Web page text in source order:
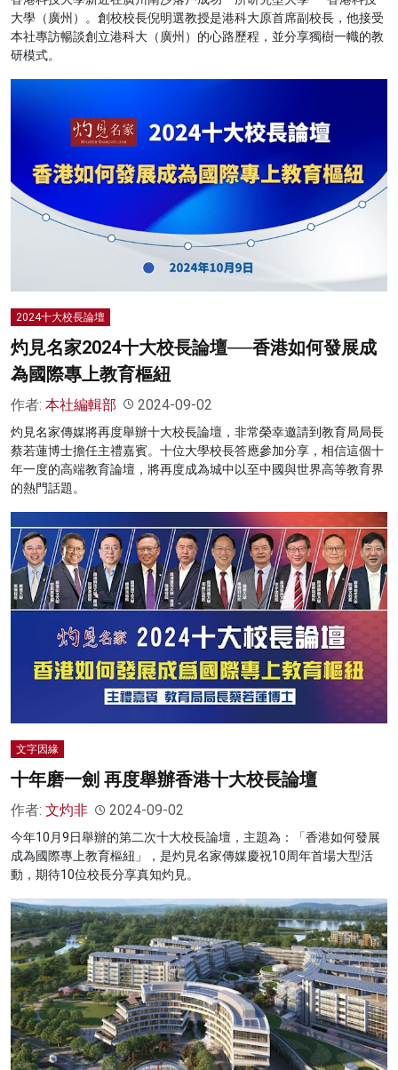
大學（廣州）。創校校長倪明選教授是港科大原首席副校長，他接受
本社專訪暢談創立港科大（廣州）的心路歷程，並分享獨樹一幟的教
研模式。
2024十大校長論壇
灼見名家2024十大校長論壇──香港如何發展成
為國際專上教育樞紐
作者: 本社編輯部 2024-09-02
灼見名家傳媒將再度舉辦十大校長論壇，非常榮幸邀請到教育局局長
蔡若蓮博士擔任主禮嘉賓。十位大學校長答應參加分享，相信這個十
年一度的高端教育論壇，將再度成為城中以至中國與世界高等教育界
的熱門話題。
文字因緣
十年磨一劍 再度舉辦香港十大校長論壇
作者: 文灼非 2024-09-02
今年10月9日舉辦的第二次十大校長論壇，主題為：「香港如何發展
成為國際專上教育樞紐」，是灼見名家傳媒慶祝10周年首場大型活
動，期待10位校長分享真知灼見。